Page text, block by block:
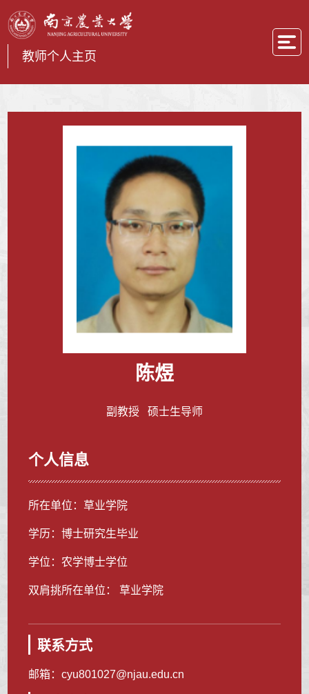
教师个人主页
陈煜
副教授 硕士生导师
个人信息
所在单位：草业学院
学历：博士研究生毕业
学位：农学博士学位
双肩挑所在单位： 草业学院
联系方式
邮箱：cyu801027@njau.edu.cn